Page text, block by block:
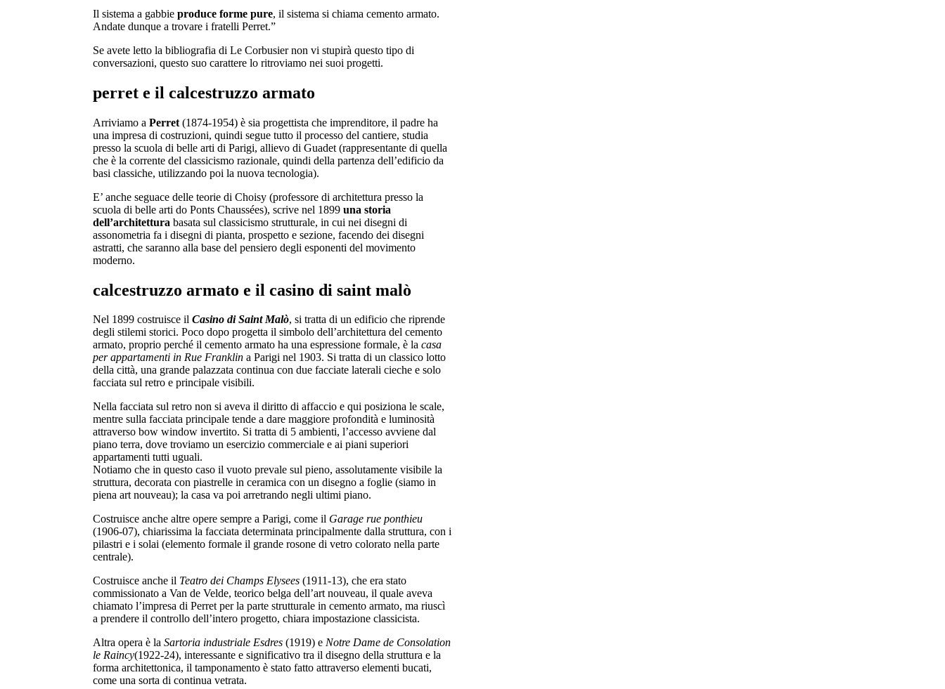
Il sistema a gabbie produce forme pure, il sistema si chiama cemento armato.
Andate dunque a trovare i fratelli Perret.”
Se avete letto la bibliografia di Le Corbusier non vi stupirà questo tipo di
conversazioni, questo suo carattere lo ritroviamo nei suoi progetti.
perret e il calcestruzzo armato
Arriviamo a Perret (1874-1954) è sia progettista che imprenditore, il padre ha
una impresa di costruzioni, quindi segue tutto il processo del cantiere, studia
presso la scuola di belle arti di Parigi, allievo di Guadet (rappresentante di quella
che è la corrente del classicismo razionale, quindi della partenza dell’edificio da
basi classiche, utilizzando poi la nuova tecnologia).
E’ anche seguace delle teorie di Choisy (professore di architettura presso la
scuola di belle arti do Ponts Chaussées), scrive nel 1899 una storia
dell’architettura basata sul classicismo strutturale, in cui nei disegni di
assonometria fa i disegni di pianta, prospetto e sezione, facendo dei disegni
astratti, che saranno alla base del pensiero degli esponenti del movimento
moderno.
calcestruzzo armato e il casino di saint malò
Nel 1899 costruisce il Casino di Saint Malò, si tratta di un edificio che riprende
degli stilemi storici. Poco dopo progetta il simbolo dell’architettura del cemento
armato, proprio perché il cemento armato ha una espressione formale, è la casa
per appartamenti in Rue Franklin a Parigi nel 1903. Si tratta di un classico lotto
della città, una grande palazzata continua con due facciate laterali cieche e solo
facciata sul retro e principale visibili.
Nella facciata sul retro non si aveva il diritto di affaccio e qui posiziona le scale,
mentre sulla facciata principale tende a dare maggiore profondità e luminosità
attraverso bow window invertito. Si tratta di 5 ambienti, l’accesso avviene dal
piano terra, dove troviamo un esercizio commerciale e ai piani superiori
appartamenti tutti uguali.
Notiamo che in questo caso il vuoto prevale sul pieno, assolutamente visibile la
struttura, decorata con piastrelle in ceramica con un disegno a foglie (siamo in
piena art nouveau); la casa va poi arretrando negli ultimi piano.
Costruisce anche altre opere sempre a Parigi, come il Garage rue ponthieu
(1906-07), chiarissima la facciata determinata principalmente dalla struttura, con i
pilastri e i solai (elemento formale il grande rosone di vetro colorato nella parte
centrale).
Costruisce anche il Teatro dei Champs Elysees (1911-13), che era stato
commissionato a Van de Velde, teorico belga dell’art nouveau, il quale aveva
chiamato l’impresa di Perret per la parte strutturale in cemento armato, ma riuscì
a prendere il controllo dell’intero progetto, chiara impostazione classicista.
Altra opera è la Sartoria industriale Esdres (1919) e Notre Dame de Consolation
le Raincy(1922-24), interessante e significativo tra il disegno della struttura e la
forma architettonica, il tamponamento è stato fatto attraverso elementi bucati,
come una sorta di continua vetrata.